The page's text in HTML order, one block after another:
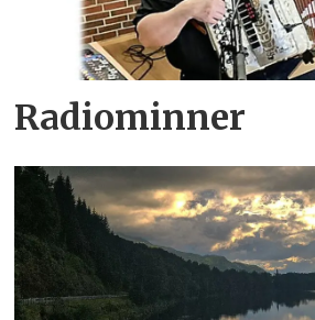
Radiominner